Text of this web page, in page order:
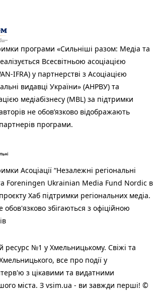
програми «Сильніші разом: Медіа та
Всесвітньою асоціацією
IFRA) у партнерстві з Асоціацією
видавці України» (АНРВУ) та
медіабізнесу (MBL) за підтримки
не обов’язково відображають
програми.
Асоціації “Незалежні регіональні
Foreningen Ukrainian Media Fund Nordic в
Хаб підтримки регіональних медіа.
обов'язково збігаються з офіційною
№1 у Хмельницькому. Свіжі та
все про події у
з цікавими та видатними
міста. З vsim.ua - ви завжди перші! ©